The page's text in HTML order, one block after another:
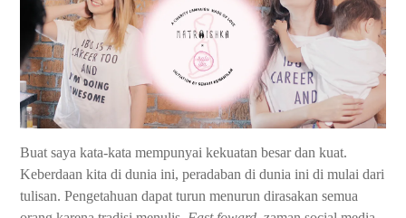
Buat saya kata-kata mempunyai kekuatan besar dan kuat.
Keberdaan kita di dunia ini, peradaban di dunia ini di mulai dari
tulisan. Pengetahuan dapat turun menurun dirasakan semua